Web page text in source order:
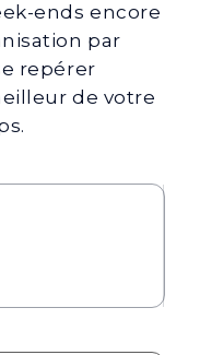
ends encore
par
repérer
de votre